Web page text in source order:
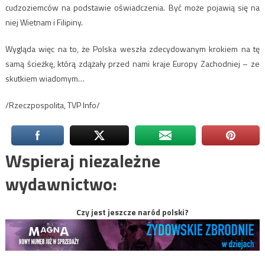
cudzoziemców na podstawie oświadczenia. Być może pojawią się na
niej Wietnam i Filipiny.
Wygląda więc na to, że Polska weszła zdecydowanym krokiem na tę
samą ścieżkę, którą zdążały przed nami kraje Europy Zachodniej – ze
skutkiem wiadomym…
/Rzeczpospolita, TVP Info/
Wspieraj niezależne
wydawnictwo:
Czy jest jeszcze naród polski?